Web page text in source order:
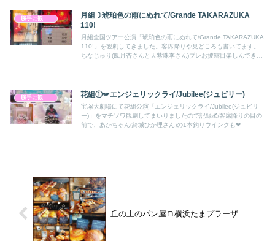
月組‪☽琥珀色の雨にぬれて/Grande TAKARAZUKA
110!
月組全国ツアー公演「琥珀色の雨にぬれて/Grande TAKARAZUKA
110!」を観劇してきました。客席降りや見どころも書いてます。
ちなじゅり(鳳月杏さんと天紫珠李さん)プレお披露目楽しんできま
花組①🪽エンジェリックライ/Jubilee(ジュビリー)
宝塚大劇場にて花組公演「エンジェリックライ/Jubilee(ジュビリ
ー)」をマチソワ観劇してまいりましたので記録✍️客席降りの目の
前で、あかちゃん(綺城ひか理さん)の1本釣りウインクも❤
丘の上のパン屋🍞横浜たまプラーザ